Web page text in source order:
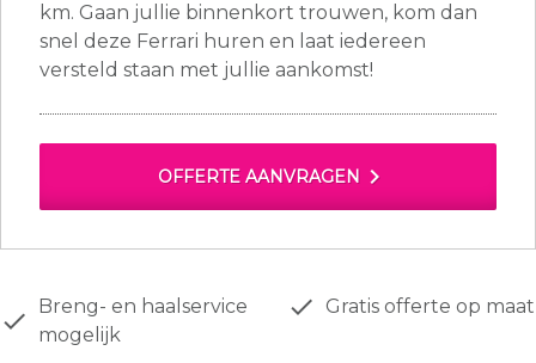
km. Gaan jullie binnenkort trouwen, kom dan
snel deze Ferrari huren en laat iedereen
versteld staan met jullie aankomst!
OFFERTE AANVRAGENchevron_right
done
Breng- en haalservice
mogelijk
done Gratis offerte op maat